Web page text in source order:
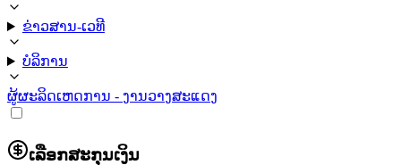
ຂ່າວສານ-ເວທີ
ບໍລິການ
ຜູ້ຜະລິດເຫດການ - ງານວາງສະແດງ
ເລືອກສະກຸນເງິນ